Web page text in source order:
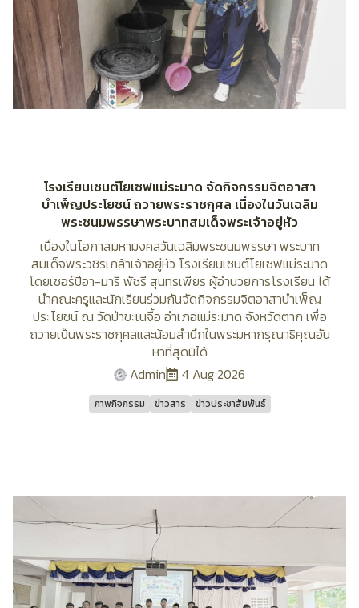
โรงเรียนเซนต์โยเซฟแม่ระมาด จัดกิจกรรมจิตอาสา
บำเพ็ญประโยชน์ ถวายพระราชกุศล เนื่องในวันเฉลิม
พระชนมพรรษาพระบาทสมเด็จพระเจ้าอยู่หัว
เนื่องในโอกาสมหามงคลวันเฉลิมพระชนมพรรษา พระบาท
สมเด็จพระวชิรเกล้าเจ้าอยู่หัว โรงเรียนเซนต์โยเซฟแม่ระมาด
โดยเซอร์ปีอา-มารี พัชรี สุนทรเพียร ผู้อำนวยการโรงเรียน ได้
นำคณะครูและนักเรียนร่วมกันจัดกิจกรรมจิตอาสาบำเพ็ญ
ประโยชน์ ณ วัดป่าขะเนจื้อ อำเภอแม่ระมาด จังหวัดตาก เพื่อ
ถวายเป็นพระราชกุศลและน้อมสำนึกในพระมหากรุณาธิคุณอัน
หาที่สุดมิได้
Admin
4 Aug 2026
ภาพกิจกรรม ข่าวสาร ข่าวประชาสัมพันธ์